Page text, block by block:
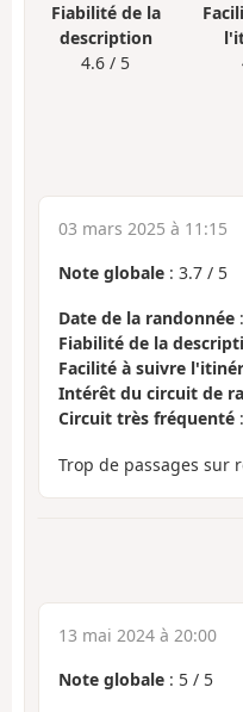
Fiabilité de la
description
4.6 / 5
03 mars 2025 à 11:15
Note globale : 3.7 / 5
Date de la randonnée
Fiabilité de la
Facilité à suivre
Intérêt du circuit de
Circuit très fréquenté
Trop de passages sur
13 mai 2024 à 20:00
Note globale : 5 / 5